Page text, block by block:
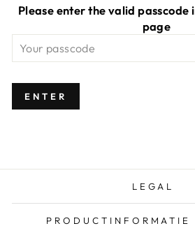
Please enter the valid passcode
page
ENTER
LEGAL